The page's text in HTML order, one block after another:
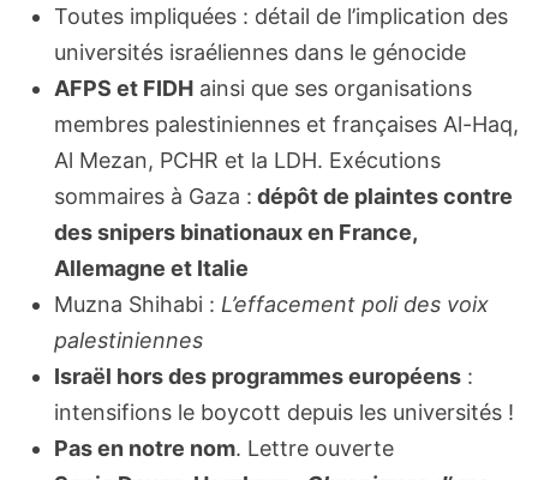
Toutes impliquées : détail de l’implication des
universités israéliennes dans le génocide
AFPS et FIDHainsi que ses organisations
membres palestiniennes et françaises Al-Haq,
Al Mezan, PCHR et la LDH. Exécutions
sommaires à Gaza : dépôt de plaintes contre
des snipers binationaux en France,
Allemagne et Italie
Muzna Shihabi : L’effacement poli des voix
palestiniennes
Israël hors des programmes européens:
intensifions le boycott depuis les universités !
Pas en notre nom. Lettre ouverte